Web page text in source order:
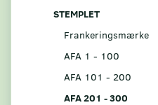
STEMPLET
Frankeringsmærke
AFA 1 - 100
AFA 101 - 200
AFA 201 - 300